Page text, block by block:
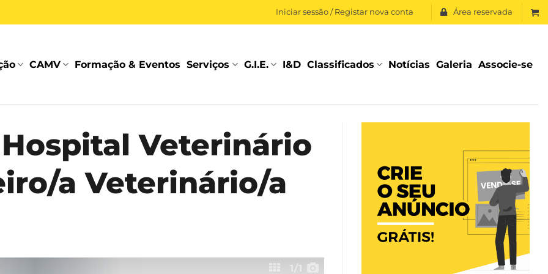
Iniciar sessão / Registar nova conta Área reservada
CAMV Formação & Eventos Serviços G.I.E. I&D Classificados Notícias Galeria Associe-se
Veterinário
a Veterinário/a
1/1